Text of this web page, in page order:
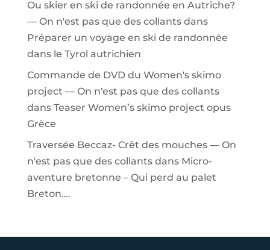
Ou skier en ski de randonnée en Autriche?
— On n'est pas que des collantsdans
Préparer un voyage en ski de randonnée
dans le Tyrol autrichien
Commande de DVD du Women's skimo
project — On n'est pas que des collants
dans Teaser Women’s skimo project opus
Grèce
Traversée Beccaz- Crêt des mouches — On
n'est pas que des collantsdans Micro-
aventure bretonne – Qui perd au palet
Breton….